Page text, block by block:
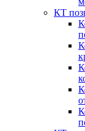
КТ